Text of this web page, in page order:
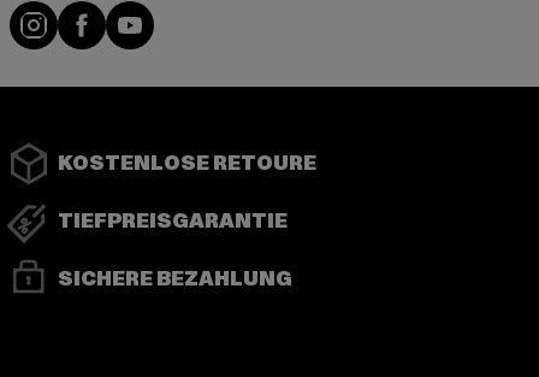
Instagram
FacebookYouTube
KOSTENLOSE RETOURE
TIEFPREISGARANTIE
SICHERE BEZAHLUNG